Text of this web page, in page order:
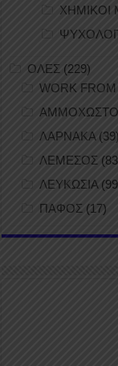
ΧΗΜΙΚΟΙ
ΟΛΕΣ (229)
WORK
ΛΑΡΝΑΚΑ (39)
ΛΕΜΕΣΟΣ
ΛΕΥΚΩΣΙΑ
ΠΑΦΟΣ (17)